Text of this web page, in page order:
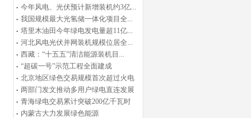
今年风电、光伏预计新增装机约3亿...
我国规模最大光氢储一体化项目全...
塔里木油田今年绿电发电量超11亿...
河北风电光伏并网装机规模位居全...
西藏：“十五五”清洁能源装机目...
“超碳一号”示范工程全面建成
北京地区绿色交易规模首次超过火电
两部门发文推动多用户绿电直连发展
青海绿电交易累计突破200亿千瓦时
内蒙古大力发展绿色能源